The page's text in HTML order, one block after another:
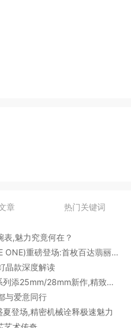
章 热门关键词
,魅力究竟何在？
富艺斯钟表十周年拍卖(DECADE ONE)重磅登场:首枚百达翡丽1518精钢腕表领衔呈献
晶款深度解读​
小尺寸也有大魅力,欧米茄星座系列添25mm/28mm新作,精致感拉满
与爱意同行
登场,精密机械诠释极速魅力